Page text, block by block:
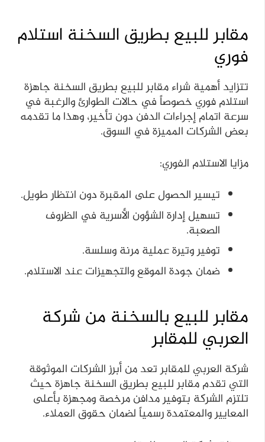
مقابر للبيع بطريق السخنة استلام
فوري
تتزايد أهمية شراء مقابر للبيع بطريق السخنة جاهزة
استلام فوري خصوصاً في حالات الطوارئ والرغبة في
سرعة اتمام إجراءات الدفن دون تأخير، وهذا ما تقدمه
بعض الشركات المميزة في السوق.
مزايا الاستلام الفوري:
تيسير الحصول على المقبرة دون انتظار طويل.
تسهيل إدارة الشؤون الأسرية في الظروف
الصعبة.
توفير وتيرة عملية مرنة وسلسة.
ضمان جودة الموقع والتجهيزات عند الاستلام.
مقابر للبيع بالسخنة من شركة
العربي للمقابر
شركة العربي للمقابر تعد من أبرز الشركات الموثوقة
التي تقدم مقابر للبيع بطريق السخنة جاهزة حيث
تلتزم الشركة بتوفير مدافن مرخصة ومجهزة بأعلى
المعايير والمعتمدة رسمياً لضمان حقوق العملاء.